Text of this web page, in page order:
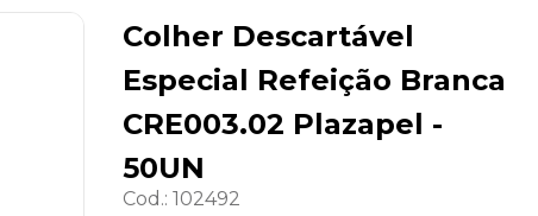
Colher Descartável
Especial Refeição Branca
CRE003.02 Plazapel -
50UN
Cod.:102492